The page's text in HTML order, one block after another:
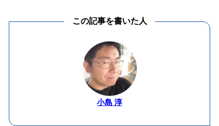
この記事を書いた人
小島 淳